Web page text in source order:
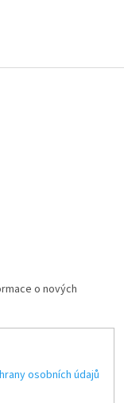
o nových
osobních údajů